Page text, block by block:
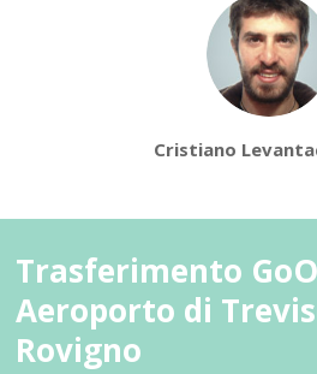
Cristiano
Trasferimento
Aeroporto di
Rovigno